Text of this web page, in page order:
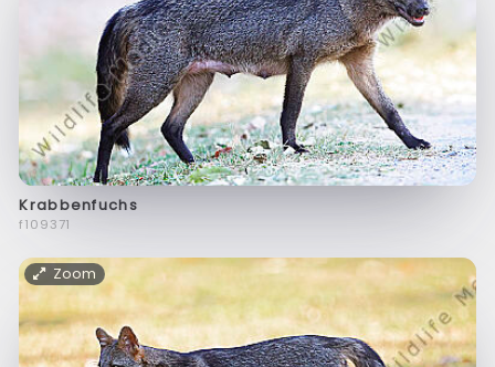
Krabbenfuchs
f109371
Zoom